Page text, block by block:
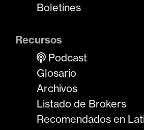
Boletines
Recursos
Podcast
Glosario
Archivos
Listado de Brokers
Recomendados en